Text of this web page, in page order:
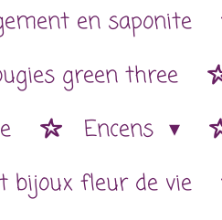
en saponite
green three
Encens
bijoux fleur de vie